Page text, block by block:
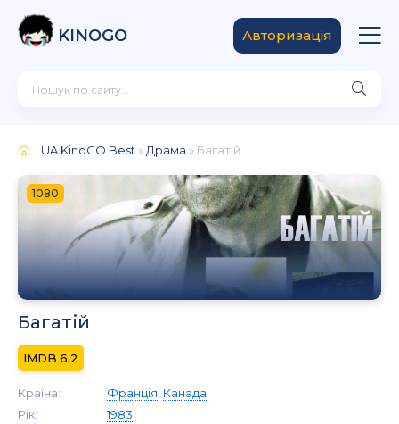
KINOGO Авторизація
UA.KinoGO.Best » Драма » Багатій
1080
Багатій
6.2
Країна: Франція Канада
Рік:
1983